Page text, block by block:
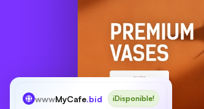
wwwMyCafe.bid ¡Disponible!